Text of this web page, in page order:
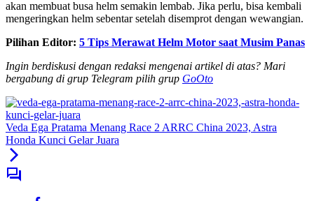
akan membuat busa helm semakin lembab. Jika perlu, bisa kembali
mengeringkan helm sebentar setelah disemprot dengan wewangian.
Pilihan Editor: 5 Tips Merawat Helm Motor saat Musim Panas
Ingin berdiskusi dengan redaksi mengenai artikel di atas? Mari
bergabung di grup Telegram pilih grup GoOto
Veda Ega Pratama Menang Race 2 ARRC China 2023, Astra
Honda Kunci Gelar Juara